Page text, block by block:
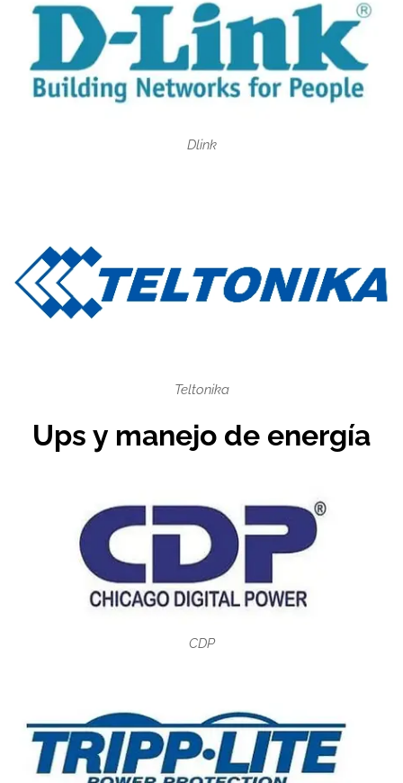
Dlink
Teltonika
Ups y manejo de energía
CDP